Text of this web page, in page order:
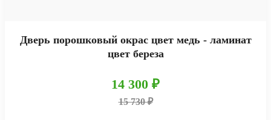
Дверь порошковый окрас цвет медь - ламинат
цвет береза
14 300 ₽
15 730 ₽